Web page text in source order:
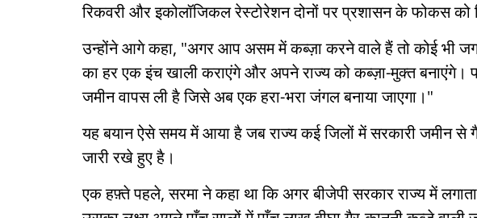
रिकवरी और इकोलॉजिकल रेस्टोरेशन दोनों पर प्रशासन के फोकस को
उन्होंने आगे कहा, "अगर आप असम में कब्ज़ा करने वाले हैं तो कोई भी
का हर एक इंच खाली कराएंगे और अपने राज्य को कब्ज़ा-मुक्त
जमीन वापस ली है जिसे अब एक हरा-भरा जंगल बनाया जाएगा।"
यह बयान ऐसे समय में आया है जब राज्य कई जिलों में सरकारी जमीन
जारी रखे हुए है।
एक हफ़्ते पहले, सरमा ने कहा था कि अगर बीजेपी सरकार राज्य में